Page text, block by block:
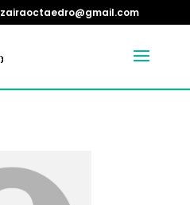
zairaoctaedro@gmail.com